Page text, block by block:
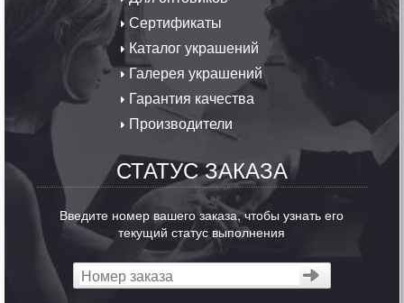
Сертификаты
Каталог украшений
Галерея украшений
Гарантия качества
Производители
СТАТУС ЗАКАЗА
Введите номер вашего заказа, чтобы узнать его
текущий статус выполнения